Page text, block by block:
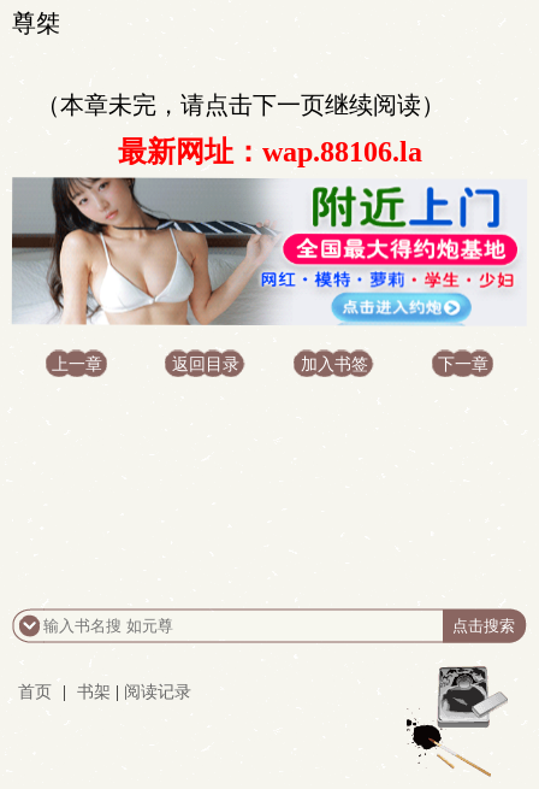
尊桀
（本章未完，请点击下一页继续阅读）
最新网址：wap.88106.la
上一章 返回目录 加入书签 下一章
首页 书架 阅读记录